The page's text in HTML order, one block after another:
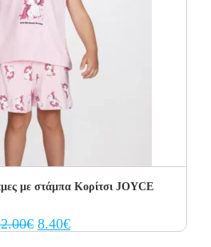
με στάμπα Κορίτσι JOYCE
€ Original
price
8.40€Current
price